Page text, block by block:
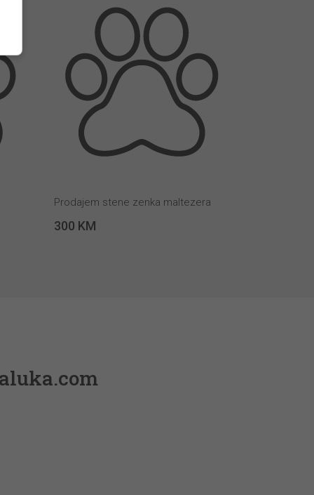
Prodajem stene zenka maltezera
300 KM